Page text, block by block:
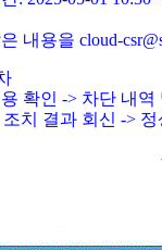
내용을 cloud-
확인 -> 차단 내
조치 결과 회신 ->